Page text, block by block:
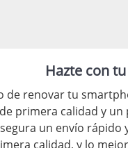
Hazte con
de renovar tu
primera calidad y
un envío
calidad, y lo